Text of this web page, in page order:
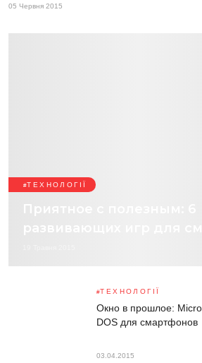
05 Червня 2015
ТЕХНОЛОГІЇ
Приятное с полезным: 6
развивающих игр для
ТЕХНОЛОГІЇ
Окно в прошлое:
DOS для смартфонов
03.04.2015